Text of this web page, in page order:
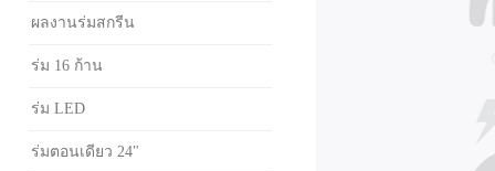
ผลงานร่มสกรีน
ร่ม 16 ก้าน
ร่ม LED
ร่มตอนเดียว 24"